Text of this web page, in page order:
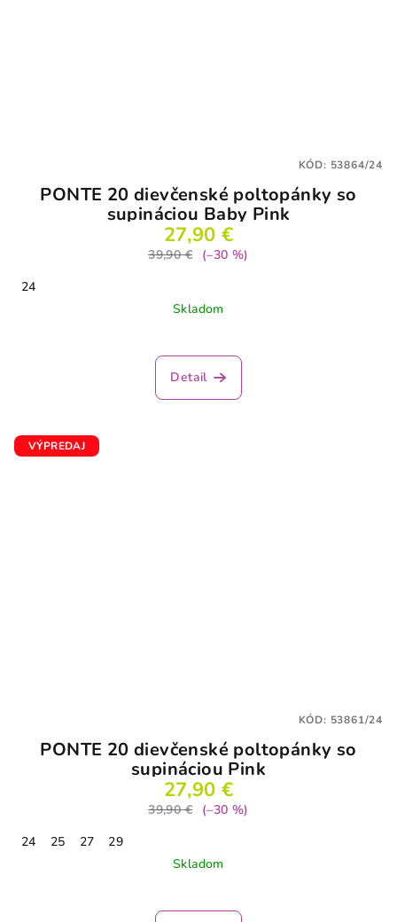
PONTE 20 dievčenské poltopánky so
supináciou Baby Pink
27,90 €
39,90 €
(–30 %)
24
Skladom
Detail
KÓD: 53864/24
VÝPREDAJ
PONTE 20 dievčenské poltopánky so
supináciou Pink
27,90 €
39,90 €
(–30 %)
24
25 27
29
Skladom
KÓD: 53861/24